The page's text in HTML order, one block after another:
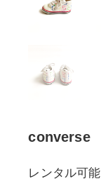
converse
レンタル可能